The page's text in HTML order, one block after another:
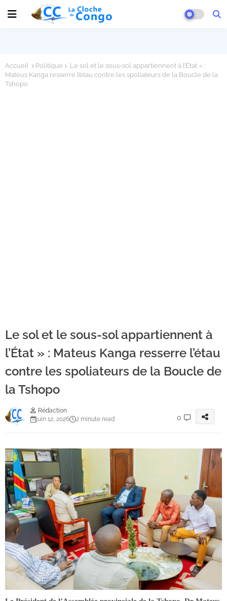
Accueil Politique
Le sol et le sous-sol appartiennent à l’État » :
Mateus Kanga resserre l’étau contre les spoliateurs de la Boucle de la
Tshopo
Le sol et le sous-sol appartiennent à
l’État » : Mateus Kanga resserre l’étau
contre les spoliateurs de la Boucle de
la Tshopo
Rédaction
juin 12, 2026
2 minute read 0